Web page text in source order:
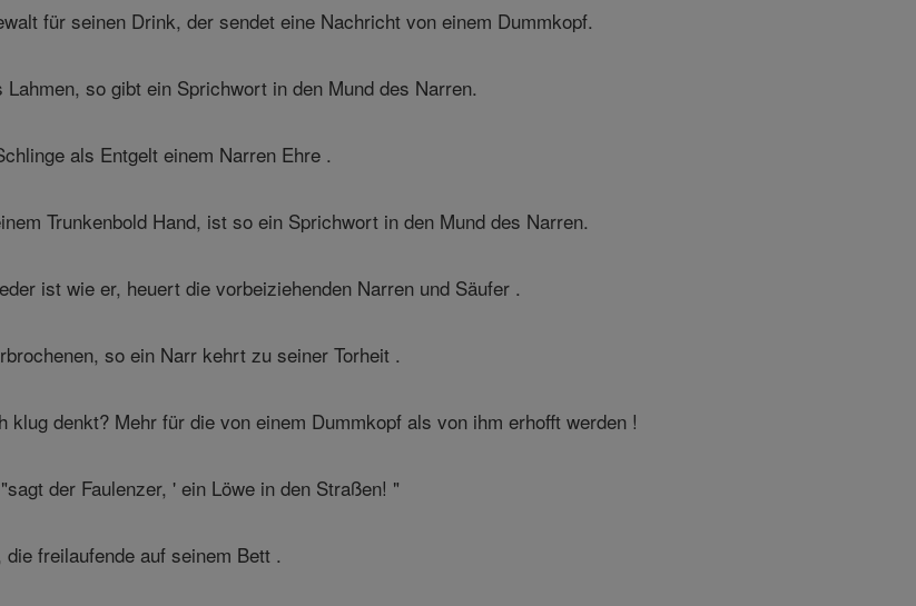
für seinen Drink, der sendet eine Nachricht von einem Dummkopf.
so gibt ein Sprichwort in den Mund des Narren.
als Entgelt einem Narren Ehre .
Trunkenbold Hand, ist so ein Sprichwort in den Mund des Narren.
ist wie er, heuert die vorbeiziehenden Narren und Säufer .
so ein Narr kehrt zu seiner Torheit .
klug denkt? Mehr für die von einem Dummkopf als von ihm erhofft werden !
der Faulenzer, ' ein Löwe in den Straßen! "
freilaufende auf seinem Bett .